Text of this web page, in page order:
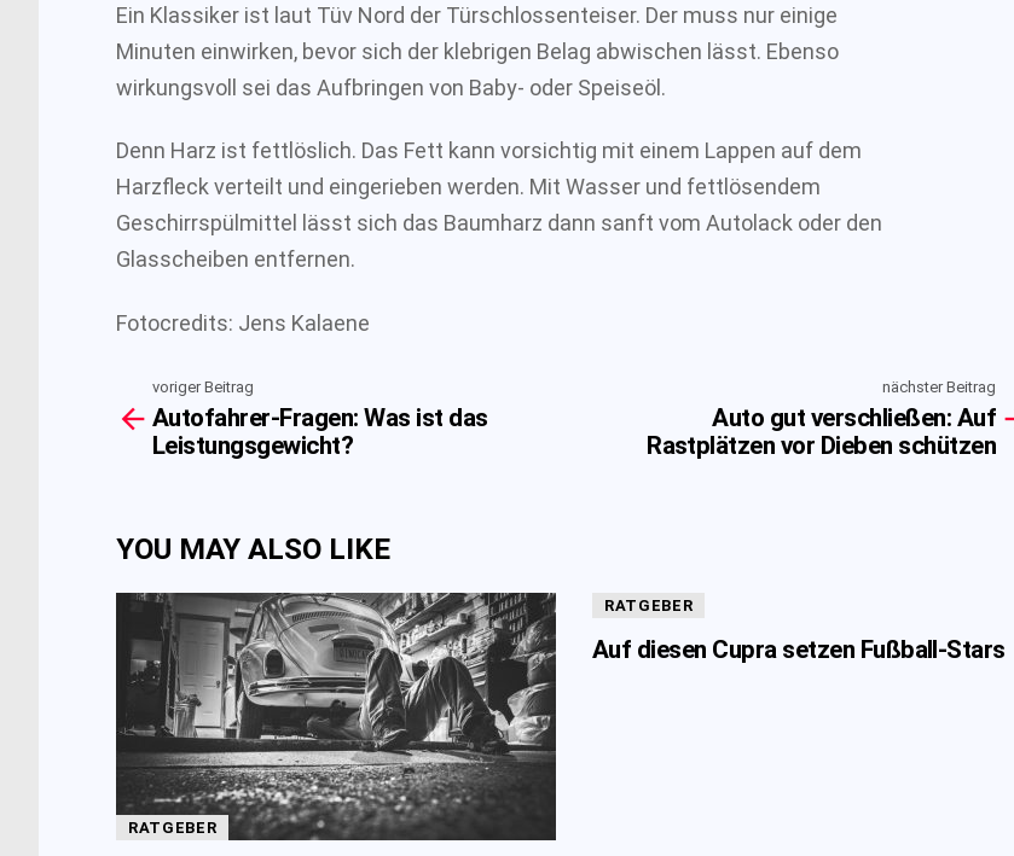
Ein Klassiker ist laut Tüv Nord der Türschlossenteiser. Der muss nur einige
Minuten einwirken, bevor sich der klebrigen Belag abwischen lässt. Ebenso
wirkungsvoll sei das Aufbringen von Baby- oder Speiseöl.
Denn Harz ist fettlöslich. Das Fett kann vorsichtig mit einem Lappen auf dem
Harzfleck verteilt und eingerieben werden. Mit Wasser und fettlösendem
Geschirrspülmittel lässt sich das Baumharz dann sanft vom Autolack oder den
Glasscheiben entfernen.
Fotocredits: Jens Kalaene
more
voriger Beitrag
Autofahrer-Fragen: Was ist das
Leistungsgewicht?
nächster Beitrag
Auto gut verschließen: Auf
Rastplätzen vor Dieben schützen
YOU MAY ALSO LIKE
RATGEBER
RATGEBER
Auf diesen Cupra setzen Fußball-Stars